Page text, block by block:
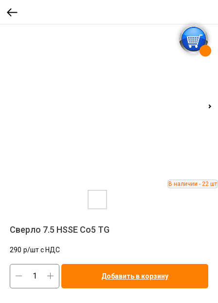
Сверло 7.5 HSSE Co5 TG
290 р/шт c НДС
Добавить в корзину